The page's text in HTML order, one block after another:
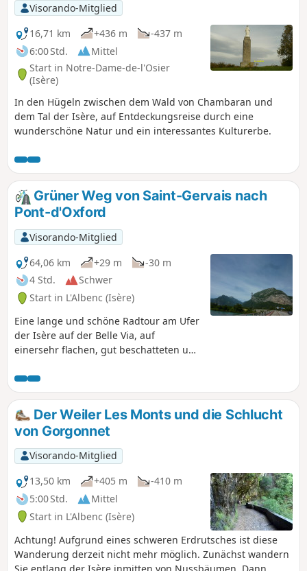
Visorando-Mitglied
16,71 km
+436 m
-437 m
6:00 Std.
Mittel
Start in Notre-Dame-de-l'Osier
(Isère)
In den Hügeln zwischen dem Wald von Chambaran und
dem Tal der Isère, auf Entdeckungsreise durch eine
wunderschöne Natur und ein interessantes Kulturerbe.
Grüner Weg von Saint-Gervais nach
Pont-d'Oxford
Visorando-Mitglied
64,06 km
+29 m
-30 m
4 Std.
Schwer
Start in L'Albenc (Isère)
Eine lange und schöne Radtour am Ufer
der Isère auf der Belle Via, auf
einersehr flachen, gut beschatteten und
in der Nähe der Brücke von Saint-
Gervais, wobei Sie die Felsen des
Vercors die ganze Zeit begleiten. Die
Route führt flussaufwärts entlang der
Isère bis zu ihrem Zusammenfluss mit
dem Drac, überquert dann beide Flüsse,
mit dem Casque de Néron direkt
gegenüber und dem schneebedeckten
Pic de Belledonne auf der rechten Seite.
Der Rückweg erfolgt am rechten Ufer
der Isère.
Der Weiler Les Monts und die Schlucht
von Gorgonnet
Visorando-Mitglied
13,50 km
+405 m
-410 m
5:00 Std.
Mittel
Start in L'Albenc (Isère)
Achtung! Aufgrund eines schweren Erdrutsches ist diese
Wanderung derzeit nicht mehr möglich. Zunächst wandern